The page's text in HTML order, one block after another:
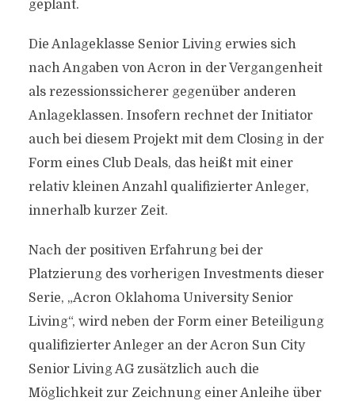
geplant.
Die Anlageklasse Senior Living erwies sich
nach Angaben von Acron in der Vergangenheit
als rezessionssicherer gegenüber anderen
Anlageklassen. Insofern rechnet der Initiator
auch bei diesem Projekt mit dem Closing in der
Form eines Club Deals, das heißt mit einer
relativ kleinen Anzahl qualifizierter Anleger,
innerhalb kurzer Zeit.
Nach der positiven Erfahrung bei der
Platzierung des vorherigen Investments dieser
Serie, „Acron Oklahoma University Senior
Living“, wird neben der Form einer Beteiligung
qualifizierter Anleger an der Acron Sun City
Senior Living AG zusätzlich auch die
Möglichkeit zur Zeichnung einer Anleihe über